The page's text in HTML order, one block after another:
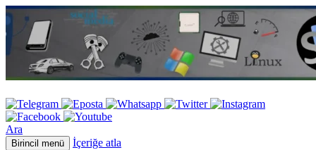
Ara
Birincil menü İçeriğe atla